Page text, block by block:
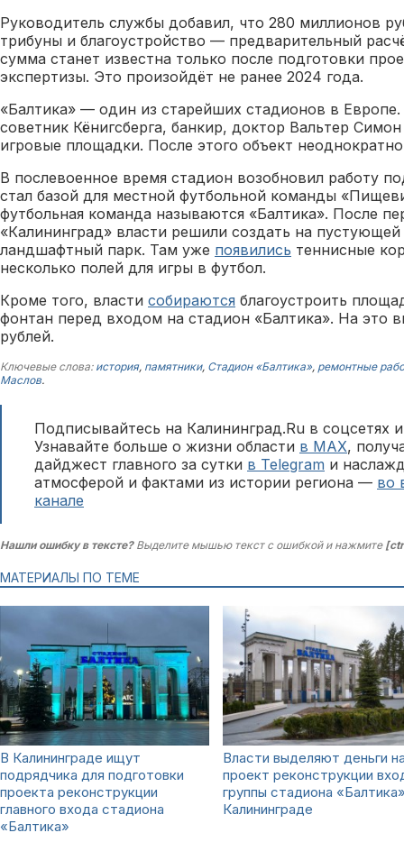
Руководитель службы добавил, что 280 миллионов
трибуны и благоустройство — предварительный
сумма станет известна только после подготовки
экспертизы. Это произойдёт не ранее 2024 года.
«Балтика» — один из старейших стадионов в Европе.
советник Кёнигсберга, банкир, доктор Вальтер
игровые площадки. После этого объект
В послевоенное время стадион возобновил работу
стал базой для местной футбольной команды
футбольная команда называются «Балтика». После
«Калининград» власти решили создать на
ландшафтный парк. Там уже появились теннисные
несколько полей для игры в футбол.
Кроме того, власти собираются благоустроить
фонтан перед входом на стадион «Балтика». На это
рублей.
Ключевые слова: история, памятники, Стадион «Балтика», ремонтные
Маслов.
Подписывайтесь на Калининград.Ru в соцсетях
Узнавайте больше о жизни области в MAX,
дайджест главного за сутки в Telegram и
атмосферой и фактами из истории региона — во
канале
Нашли ошибку в тексте?Выделите мышью текст с ошибкой и нажмите
МАТЕРИАЛЫ ПО ТЕМЕ
В Калининграде ищут
подрядчика для подготовки
проекта реконструкции
главного входа стадиона
«Балтика»
Власти выделяют деньги
проект реконструкции
группы стадиона
Калининграде